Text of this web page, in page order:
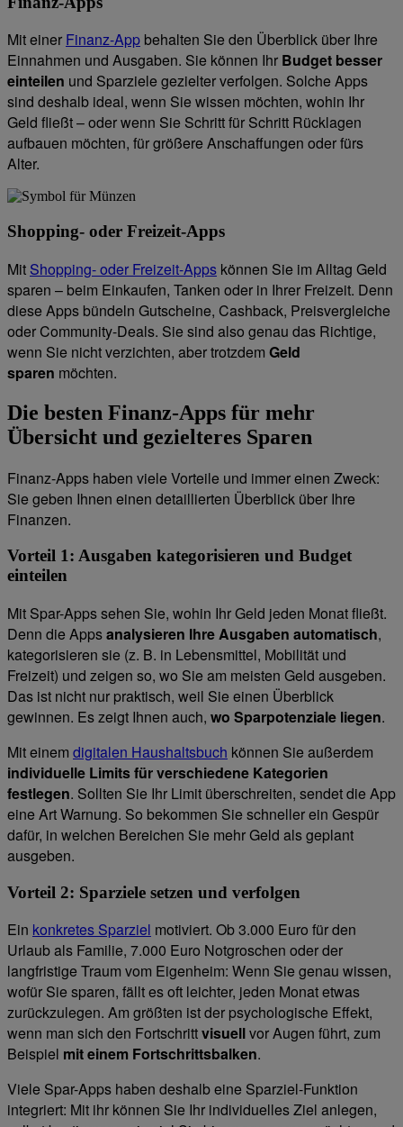
Mit einer Finanz-App behalten Sie den Überblick über Ihre
Einnahmen und Ausgaben. Sie können Ihr Budget besser
einteilen und Sparziele gezielter verfolgen. Solche Apps
sind deshalb ideal, wenn Sie wissen möchten, wohin Ihr
Geld fließt – oder wenn Sie Schritt für Schritt Rücklagen
aufbauen möchten, für größere Anschaffungen oder fürs
Alter.
Shopping- oder Freizeit-Apps
Mit Shopping- oder Freizeit-Apps können Sie im Alltag Geld
sparen – beim Einkaufen, Tanken oder in Ihrer Freizeit. Denn
diese Apps bündeln Gutscheine, Cashback, Preisvergleiche
oder Community-Deals. Sie sind also genau das Richtige,
wenn Sie nicht verzichten, aber trotzdem Geld
sparen möchten.
Die besten Finanz-Apps für mehr
Übersicht und gezielteres Sparen
Finanz-Apps haben viele Vorteile und immer einen Zweck:
Sie geben Ihnen einen detaillierten Überblick über Ihre
Finanzen.
Vorteil 1: Ausgaben kategorisieren und Budget
einteilen
Mit Spar-Apps sehen Sie, wohin Ihr Geld jeden Monat fließt.
Denn die Appsanalysieren Ihre Ausgaben automatisch,
kategorisieren sie (z. B. in Lebensmittel, Mobilität und
Freizeit) und zeigen so, wo Sie am meisten Geld ausgeben.
Das ist nicht nur praktisch, weil Sie einen Überblick
gewinnen. Es zeigt Ihnen auch, wo Sparpotenziale liegen.
Mit einem digitalen Haushaltsbuch können Sie außerdem
individuelle Limits für verschiedene Kategorien
festlegen. Sollten Sie Ihr Limit überschreiten, sendet die App
eine Art Warnung. So bekommen Sie schneller ein Gespür
dafür, in welchen Bereichen Sie mehr Geld als geplant
ausgeben.
Vorteil 2: Sparziele setzen und verfolgen
Ein konkretes Sparziel motiviert. Ob 3.000 Euro für den
Urlaub als Familie, 7.000 Euro Notgroschen oder der
langfristige Traum vom Eigenheim: Wenn Sie genau wissen,
wofür Sie sparen, fällt es oft leichter, jeden Monat etwas
zurückzulegen. Am größten ist der psychologische Effekt,
wenn man sich den Fortschrittvisuellvor Augen führt, zum
Beispiel mit einem Fortschrittsbalken.
Viele Spar-Apps haben deshalb eine Sparziel-Funktion
integriert: Mit ihr können Sie Ihr individuelles Ziel anlegen,